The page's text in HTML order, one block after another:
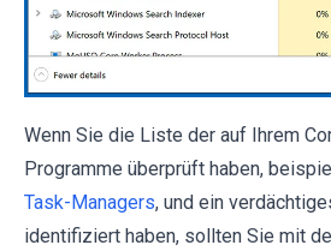
Wenn Sie die Liste der auf Ihrem
Programme überprüft haben,
Task-Managers, und ein
identifiziert haben, sollten Sie mit